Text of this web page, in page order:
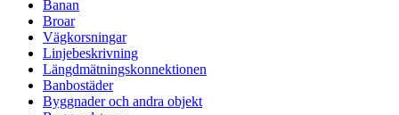
Banan
Broar
Vägkorsningar
Linjebeskrivning
Längdmätningskonnektionen
Banbostäder
Byggnader och andra objekt